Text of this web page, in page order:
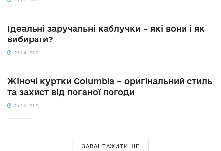
Ідеальні заручальні каблучки – які вони і як
вибирати?
29.04.2025
Жіночі куртки Columbia – оригінальний стиль
та захист від поганої погоди
25.03.2025
ЗАВАНТАЖИТИ ЩЕ